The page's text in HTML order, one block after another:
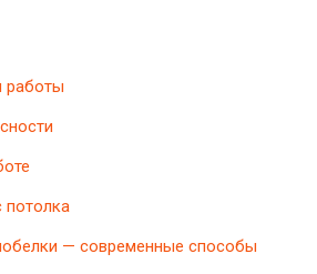
работы
потолка
— современные способы